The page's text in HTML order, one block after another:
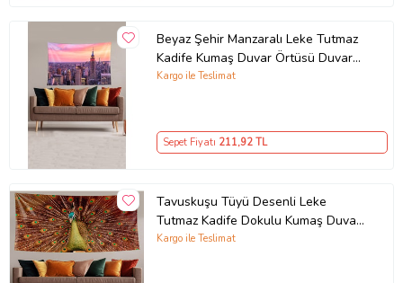
Beyaz Şehir Manzaralı Leke Tutmaz
Kadife Kumaş Duvar Örtüsü Duvar
Halısı Tapestry (Pembe-Lila)
Kargo ile Teslimat
Sepet Fiyatı 211,92 TL
Tavuskuşu Tüyü Desenli Leke
Tutmaz Kadife Dokulu Kumaş Duvar
Örtüsü Duvar Halısı Tapestry
Kargo ile Teslimat